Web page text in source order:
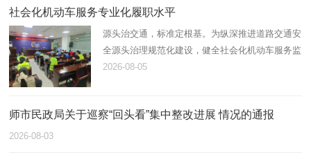
社会化机动车服务专业化履职水平
源头治交通，标准定根基。为纵深推进道路交通安
全源头治理规范化建设，健全社会化机动车服务监
管体系，锻造高素质专业化机动车登记、检测综合
2026-08-05
师市民政局关于巡察“回头看”集中整改进展 情况的通报
2026-08-03